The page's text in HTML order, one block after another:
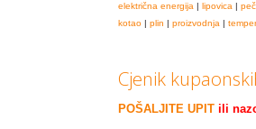
električna energija | lipovica |
kotao | plin | proizvodnja |
Cjenik
POŠALJITE UPIT ili